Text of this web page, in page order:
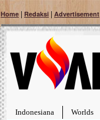
Home | Redaksi | Advertisement
Indonesiana Worlds